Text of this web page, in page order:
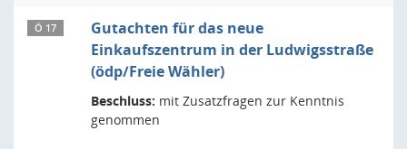
Ö 17
Gutachten für das neue
Einkaufszentrum in der Ludwigsstraße
(ödp/Freie Wähler)
Beschluss: mit Zusatzfragen zur Kenntnis
genommen